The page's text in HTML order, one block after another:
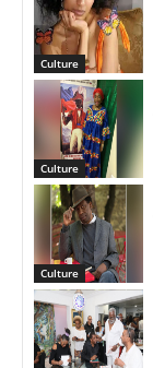
Culture
Culture
Culture